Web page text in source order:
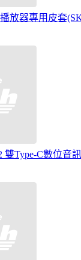
放器專用皮套
Type-C數位音